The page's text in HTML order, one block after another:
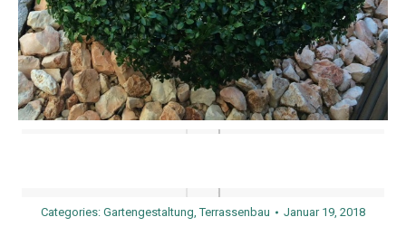
Categories: Gartengestaltung,Terrassenbau Januar 19, 2018